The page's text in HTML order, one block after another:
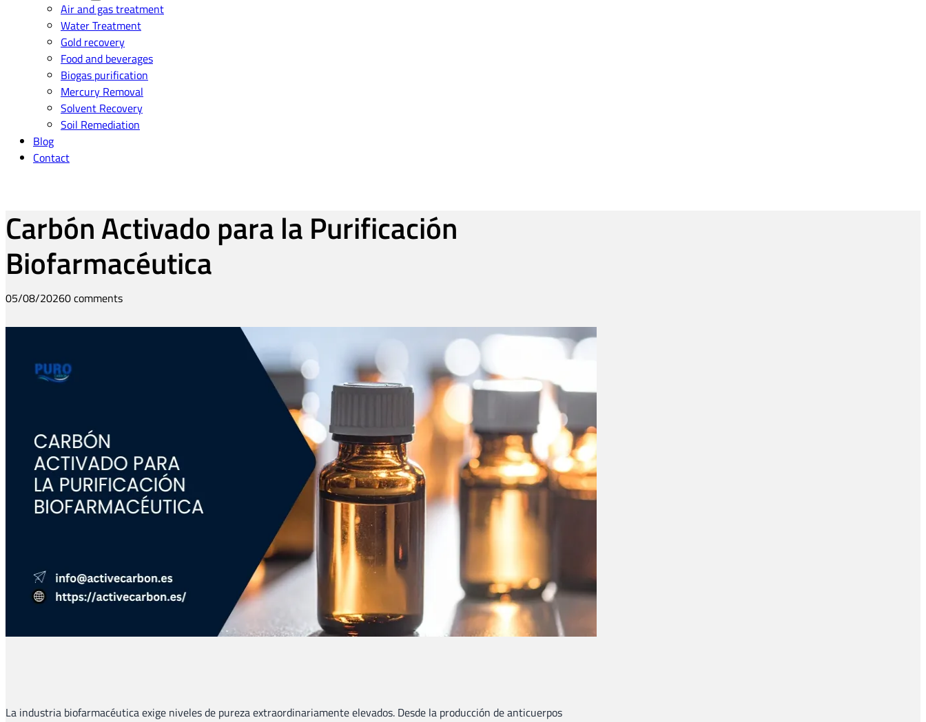
Air and gas treatment
Water Treatment
Gold recovery
Food and beverages
Biogas purification
Mercury Removal
Solvent Recovery
Soil Remediation
Blog
Contact
Carbón Activado para la Purificación
Biofarmacéutica
05/08/20260 comments
La industria biofarmacéutica exige niveles de pureza extraordinariamente elevados. Desde la producción de anticuerpos